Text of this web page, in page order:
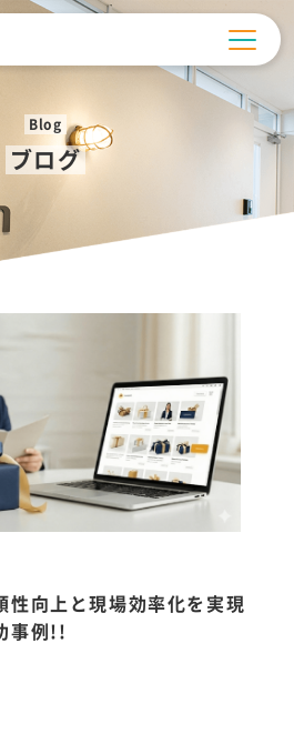
Blog
ブログ
性向上と現場効率化を実現
事例!!